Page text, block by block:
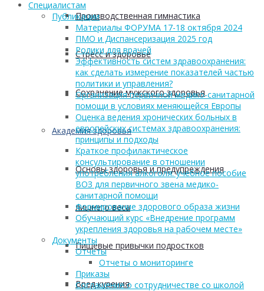
Производственная гимнастика
Стресс и здоровье
Сохранение мужского здоровья
Академия здоровья
Основы здоровья и предупреждения
лишнего веса
Пищевые привычки подростков
Вред курения
Cпециалистам
Публикации
Материалы ФОРУМА 17-18 октября 2024
ПМО и Диспансеризация 2025 год
Ролики для врачей
Эффективность систем здравоохранения:
как сделать измерение показателей частью
политики и управления?
Организация первичной медико-санитарной
помощи в условиях меняющейся Европы
Оценка ведения хронических больных в
европейских системах здравоохранения:
принципы и подходы
Краткое профилактическое
консультирование в отношении
употребления алкоголя: учебное пособие
ВОЗ для первичного звена медико-
санитарной помощи
Формирование здорового образа жизни
Обучающий курс «Внедрение программ
укрепления здоровья на рабочем месте»
Документы
Отчеты
Отчеты о мониторинге
Приказы
Соглашение о сотрудничестве со школой